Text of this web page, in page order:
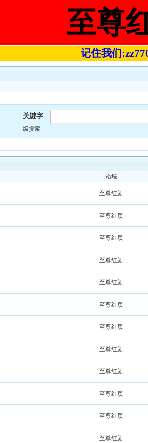
至尊
记住我们
关键字
级搜索
论坛
至尊红颜
至尊红颜
至尊红颜
至尊红颜
至尊红颜
至尊红颜
至尊红颜
至尊红颜
至尊红颜
至尊红颜
至尊红颜
至尊红颜